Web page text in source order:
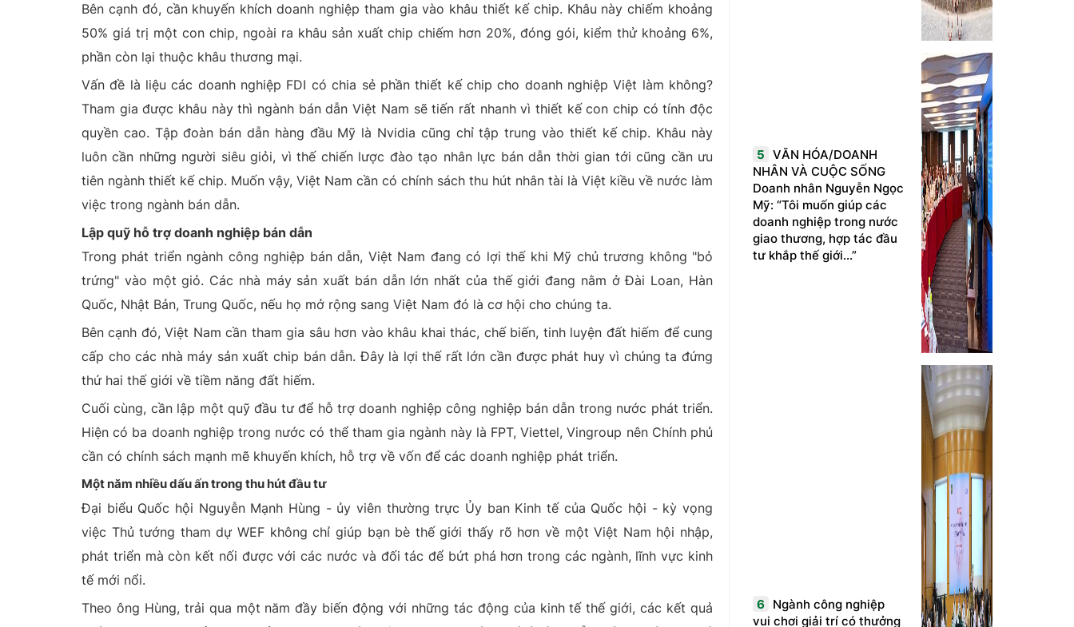
Bên cạnh đó, cần khuyến khích doanh nghiệp tham gia vào khâu thiết kế chip. Khâu này chiếm khoảng
50% giá trị một con chip, ngoài ra khâu sản xuất chip chiếm hơn 20%, đóng gói, kiểm thử khoảng 6%,
phần còn lại thuộc khâu thương mại.
Vấn đề là liệu các doanh nghiệp FDI có chia sẻ phần thiết kế chip cho doanh nghiệp Việt làm không?
Tham gia được khâu này thì ngành bán dẫn Việt Nam sẽ tiến rất nhanh vì thiết kế con chip có tính độc
quyền cao. Tập đoàn bán dẫn hàng đầu Mỹ là Nvidia cũng chỉ tập trung vào thiết kế chip. Khâu này
luôn cần những người siêu giỏi, vì thế chiến lược đào tạo nhân lực bán dẫn thời gian tới cũng cần ưu
tiên ngành thiết kế chip. Muốn vậy, Việt Nam cần có chính sách thu hút nhân tài là Việt kiều về nước làm
việc trong ngành bán dẫn.
Lập quỹ hỗ trợ doanh nghiệp bán dẫn
Trong phát triển ngành công nghiệp bán dẫn, Việt Nam đang có lợi thế khi Mỹ chủ trương không "bỏ
trứng" vào một giỏ. Các nhà máy sản xuất bán dẫn lớn nhất của thế giới đang nằm ở Đài Loan, Hàn
Quốc, Nhật Bản, Trung Quốc, nếu họ mở rộng sang Việt Nam đó là cơ hội cho chúng ta.
Bên cạnh đó, Việt Nam cần tham gia sâu hơn vào khâu khai thác, chế biến, tinh luyện đất hiếm để cung
cấp cho các nhà máy sản xuất chip bán dẫn. Đây là lợi thế rất lớn cần được phát huy vì chúng ta đứng
thứ hai thế giới về tiềm năng đất hiếm.
Cuối cùng, cần lập một quỹ đầu tư để hỗ trợ doanh nghiệp công nghiệp bán dẫn trong nước phát triển.
Hiện có ba doanh nghiệp trong nước có thể tham gia ngành này là FPT, Viettel, Vingroup nên Chính phủ
cần có chính sách mạnh mẽ khuyến khích, hỗ trợ về vốn để các doanh nghiệp phát triển.
Một năm nhiều dấu ấn trong thu hút đầu tư
Đại biểu Quốc hội Nguyễn Mạnh Hùng - ủy viên thường trực Ủy ban Kinh tế của Quốc hội - kỳ vọng
việc Thủ tướng tham dự WEF không chỉ giúp bạn bè thế giới thấy rõ hơn về một Việt Nam hội nhập,
phát triển mà còn kết nối được với các nước và đối tác để bứt phá hơn trong các ngành, lĩnh vực kinh
tế mới nổi.
Theo ông Hùng, trải qua một năm đầy biến động với những tác động của kinh tế thế giới, các kết quả
5 VĂN HÓA/DOANH
NHÂN VÀ CUỘC SỐNG
Doanh nhân Nguyễn Ngọc
Mỹ: “Tôi muốn giúp các
doanh nghiệp trong nước
giao thương, hợp tác đầu
tư khắp thế giới...”
6 Ngành công nghiệp
vui chơi giải trí có thưởng